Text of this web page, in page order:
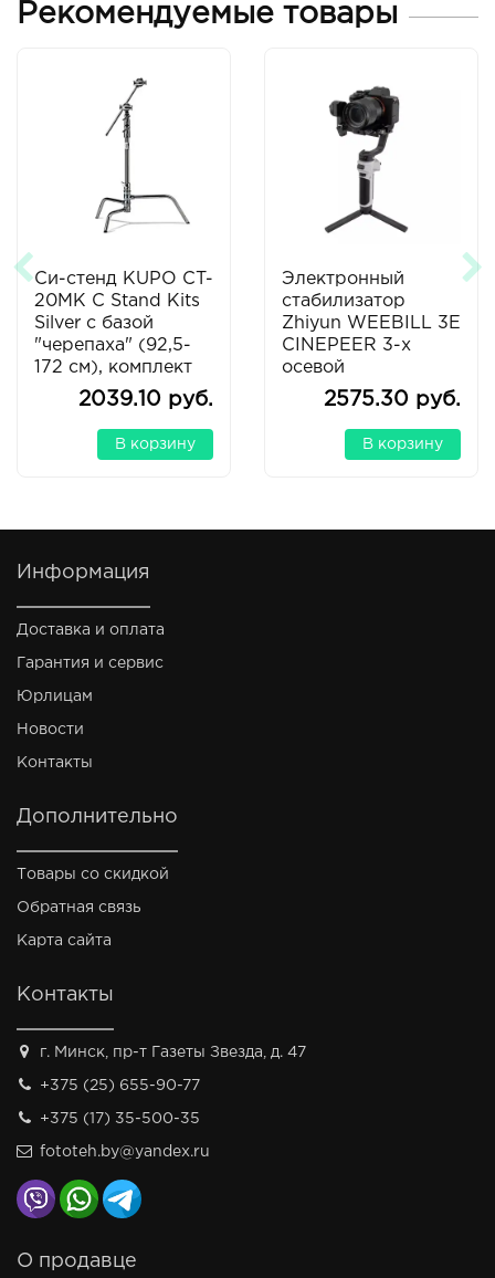
Рекомендуемые товары
Си-стенд KUPO CT-
20MK C Stand Kits
Silver с базой
"черепаха" (92,5-
172 см), комплект
2039.10 руб.
В корзину
Электронный
стабилизатор
Zhiyun WEEBILL 3E
CINEPEER 3-х
осевой
2575.30 руб.
В корзину
Информация
Доставка и оплата
Гарантия и сервис
Юрлицам
Новости
Контакты
Дополнительно
Товары со скидкой
Обратная связь
Карта сайта
Контакты
г. Минск, пр-т Газеты Звезда, д. 47
+375 (25) 655-90-77
+375 (17) 35-500-35
fototeh.by@yandex.ru
О продавце